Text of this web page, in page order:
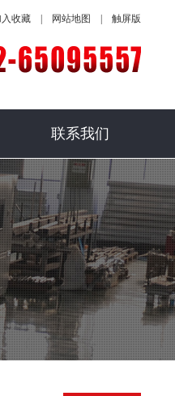
收藏 网站地图 触屏版
联系我们